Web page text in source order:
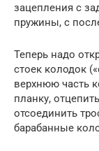
зацепления с
пружины, с
Теперь надо
стоек колодок
верхнюю часть
планку,
отсоединить
барабанные